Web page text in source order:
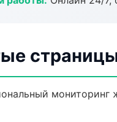
страницы
мониторинг